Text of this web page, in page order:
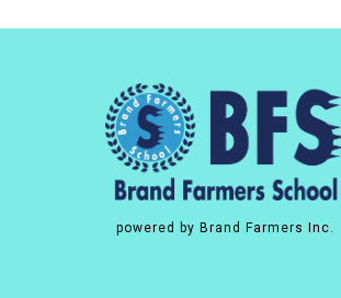
powered by Brand Farmers Inc.